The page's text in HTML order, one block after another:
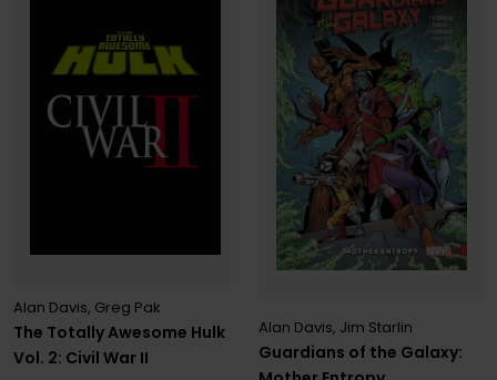
The Totally Awesome Hulk
Vol. 2: Civil War II
Alan Davis, Greg Pak
Guardians of the Galaxy:
Alan Davis, Jim Starlin